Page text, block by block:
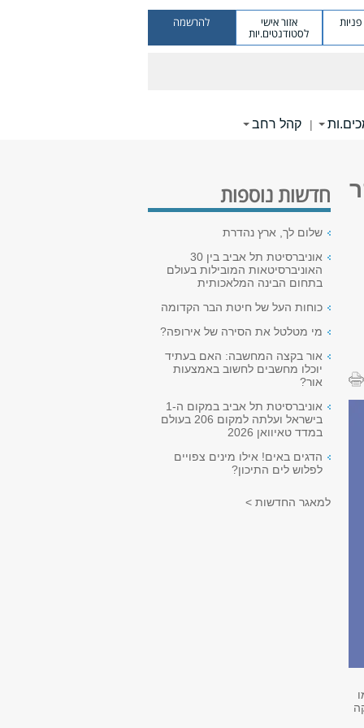
אזור אישי
לסטודנטים.יות
להרשמה
| קהל רחב
חדשות נוספות
שלום לך, ארץ נהדרת
אוניברסיטת תל אביב בין 30
האוניברסיטאות המובילות בעולם
בתחום הבינה המלאכותית
כוחות העל של חיטת הבר הקדומה
מי מטלטל את הסירה של אירופה?
אור בקצה המחשבה: האם בעתיד
יוכלו מחשבים לחשוב באמצעות
אור?
אוניברסיטת תל אביב במקום ה-1
בישראל ועלתה למקום 206 בעולם
במדד טאיוואן 2026
הדגים באים! אילו מינים צפויים
לפלוש לים התיכון?
למאגר החדשות >